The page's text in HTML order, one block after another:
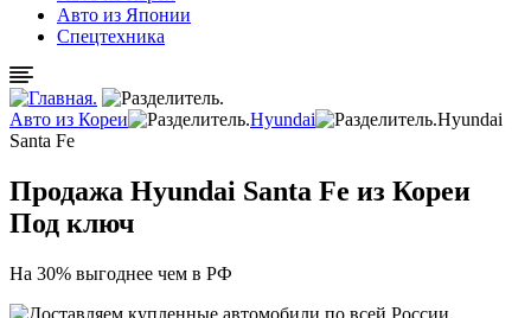
Авто из Японии
Спецтехника
Авто из Кореи Hyundai
Hyundai
Santa Fe
Продажа Hyundai Santa Fe из Кореи
Под ключ
На 30% выгоднее чем в РФ